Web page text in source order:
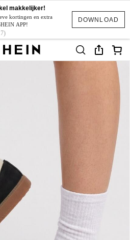
DOWNLOAD
makkelijker!
kortingen en extra
APP!